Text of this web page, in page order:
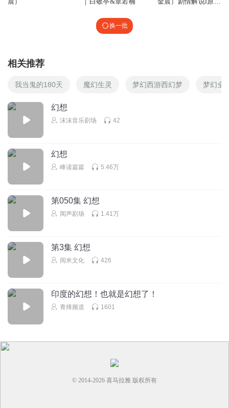
换一批
相关推荐
我当鬼的180天 魔幻生灵 梦幻西游西幻梦 梦幻全
幻想
沫沫音乐剧场 42
幻想
峰读篇篇 5.46万
第050集 幻想
闻声剧场 1.41万
第3集 幻想
阅米文化 426
印度的幻想！也就是幻想了！
青烽频道 1601
© 2014-2026 喜马拉雅 版权所有